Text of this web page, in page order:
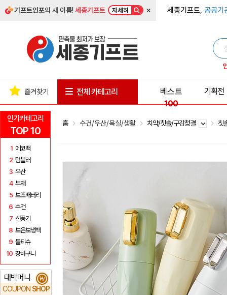
기프트인포의 새 이름!세종기프트 자세히 × 세종기프트, 공공기
인기카테고리
TOP 10
1 에코백
2 텀블러
3 우산
4 부채
5 보조배터리
6 수건
7 선풍기
8 보온보냉백
9 물티슈
10 장바구니
대박머니
COUPON SHOP
₩
즐겨찾기 전체 카테고리
베스트
100
기획전
홈 수건/우산/욕실/생활 치약/칫솔/구강청결 칫